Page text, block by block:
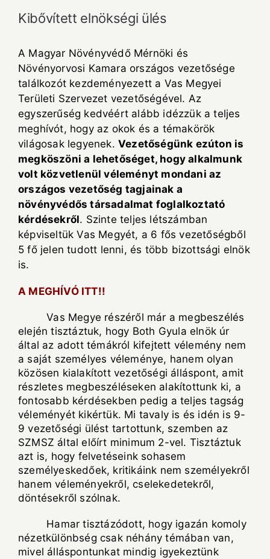
Kibővített elnökségi ülés
A Magyar Növényvédő Mérnöki és
Növényorvosi Kamara országos vezetősége
találkozót kezdeményezett a Vas Megyei
Területi Szervezet vezetőségével. Az
egyszerűség kedvéért alább idézzük a teljes
meghívót, hogy az okok és a témakörök
világosak legyenek. Vezetőségünk ezúton is
megköszöni a lehetőséget, hogy alkalmunk
volt közvetlenül véleményt mondani az
országos vezetőség tagjainak a
növényvédős társadalmat foglalkoztató
kérdésekről. Szinte teljes létszámban
képviseltük Vas Megyét, a 6 fős vezetőségből
5 fő jelen tudott lenni, és több bizottsági elnök
is.
A MEGHÍVÓ ITT!!
Vas Megye részéről már a megbeszélés
elején tisztáztuk, hogy Both Gyula elnök úr
által az adott témákról kifejtett vélemény nem
a saját személyes véleménye, hanem olyan
közösen kialakított vezetőségi álláspont, amit
részletes megbeszéléseken alakítottunk ki, a
fontosabb kérdésekben pedig a teljes tagság
véleményét kikértük. Mi tavaly is és idén is 9-
9 vezetőségi ülést tartottunk, szemben az
SZMSZ által előírt minimum 2-vel. Tisztáztuk
azt is, hogy felvetéseink sohasem
személyeskedőek, kritikáink nem személyekről
hanem véleményekről, cselekedetekről,
döntésekről szólnak.
Hamar tisztázódott, hogy igazán komoly
nézetkülönbség csak néhány témában van,
mivel álláspontunkat mindig igyekeztünk